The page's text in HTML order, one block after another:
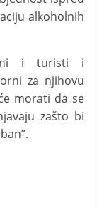
alkoholnih
i turisti i
za njihovu
morati da se
zašto bi